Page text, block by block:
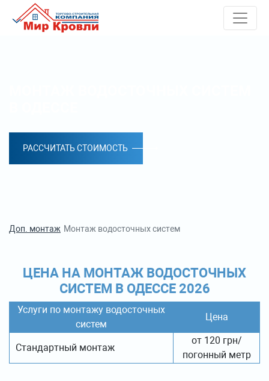
РАССЧИТАТЬ СТОИМОСТЬ
Доп. монтаж Монтаж водосточных систем
ЦЕНА НА МОНТАЖ ВОДОСТОЧНЫХ
СИСТЕМ В ОДЕССЕ 2026
Услуги по монтажу водосточных
систем
Цена
Стандартный монтаж
от 120 грн/
погонный метр